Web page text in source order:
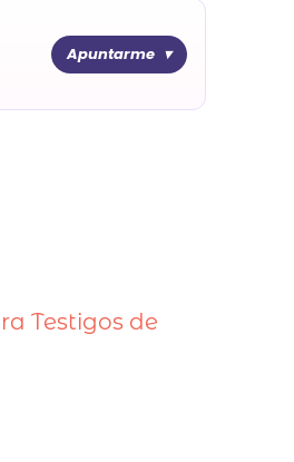
Apuntarme
Testigos de